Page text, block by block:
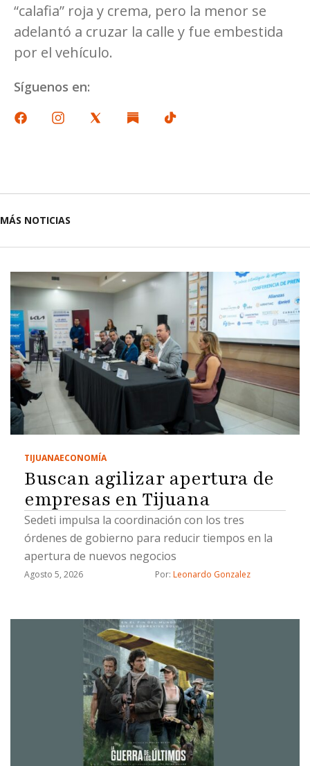
“calafia” roja y crema, pero la menor se
adelantó a cruzar la calle y fue embestida
por el vehículo.
Síguenos en:
MÁS NOTICIAS
TIJUANAECONOMÍA
Buscan agilizar apertura de
empresas en Tijuana
Sedeti impulsa la coordinación con los tres
órdenes de gobierno para reducir tiempos en la
apertura de nuevos negocios
Agosto 5, 2026 Por: Leonardo Gonzalez